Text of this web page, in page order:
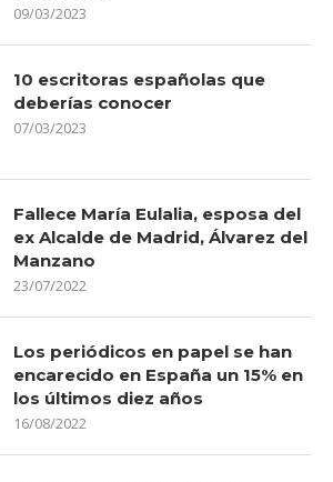
09/03/2023
10 escritoras españolas que
deberías conocer
07/03/2023
Fallece María Eulalia, esposa del
ex Alcalde de Madrid, Álvarez del
Manzano
23/07/2022
Los periódicos en papel se han
encarecido en España un 15% en
los últimos diez años
16/08/2022